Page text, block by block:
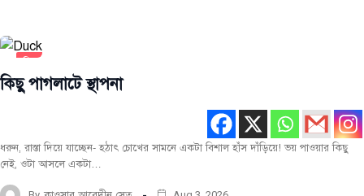
বিচিত্র
কিছু পাগলাটে স্থাপনা
ধরুন, রাস্তা দিয়ে যাচ্ছেন- হঠাৎ চোখের সামনে একটা বিশাল হাঁস দাঁড়িয়ে! ভয় পাওয়ার কিছু
নেই, ওটা আসলে একটা…